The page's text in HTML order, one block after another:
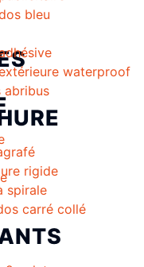
bleu
waterproof
abribus
rigide
spirale
carré collé